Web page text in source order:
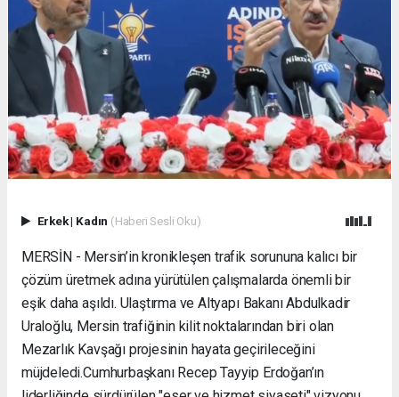
Erkek| Kadın (Haberi Sesli Oku)
MERSİN - Mersin’in kronikleşen trafik sorununa kalıcı bir
çözüm üretmek adına yürütülen çalışmalarda önemli bir
eşik daha aşıldı. Ulaştırma ve Altyapı Bakanı Abdulkadir
Uraloğlu, Mersin trafiğinin kilit noktalarından biri olan
Mezarlık Kavşağı projesinin hayata geçirileceğini
müjdeledi. ​Cumhurbaşkanı Recep Tayyip Erdoğan’ın